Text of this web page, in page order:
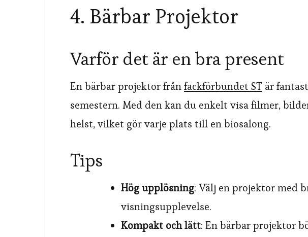
4. Bärbar Projektor
Varför det är en bra present
En bärbar projektor frånfackförbundet ST är
semestern. Med den kan du enkelt visa filmer,
helst, vilket gör varje plats till en biosalong.
Tips
Hög upplösning: Välj en projektor med
visningsupplevelse.
Kompakt och lätt: En bärbar projektor